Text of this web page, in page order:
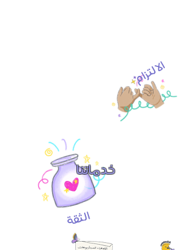
الالتزام
الثقة
خدماتنا